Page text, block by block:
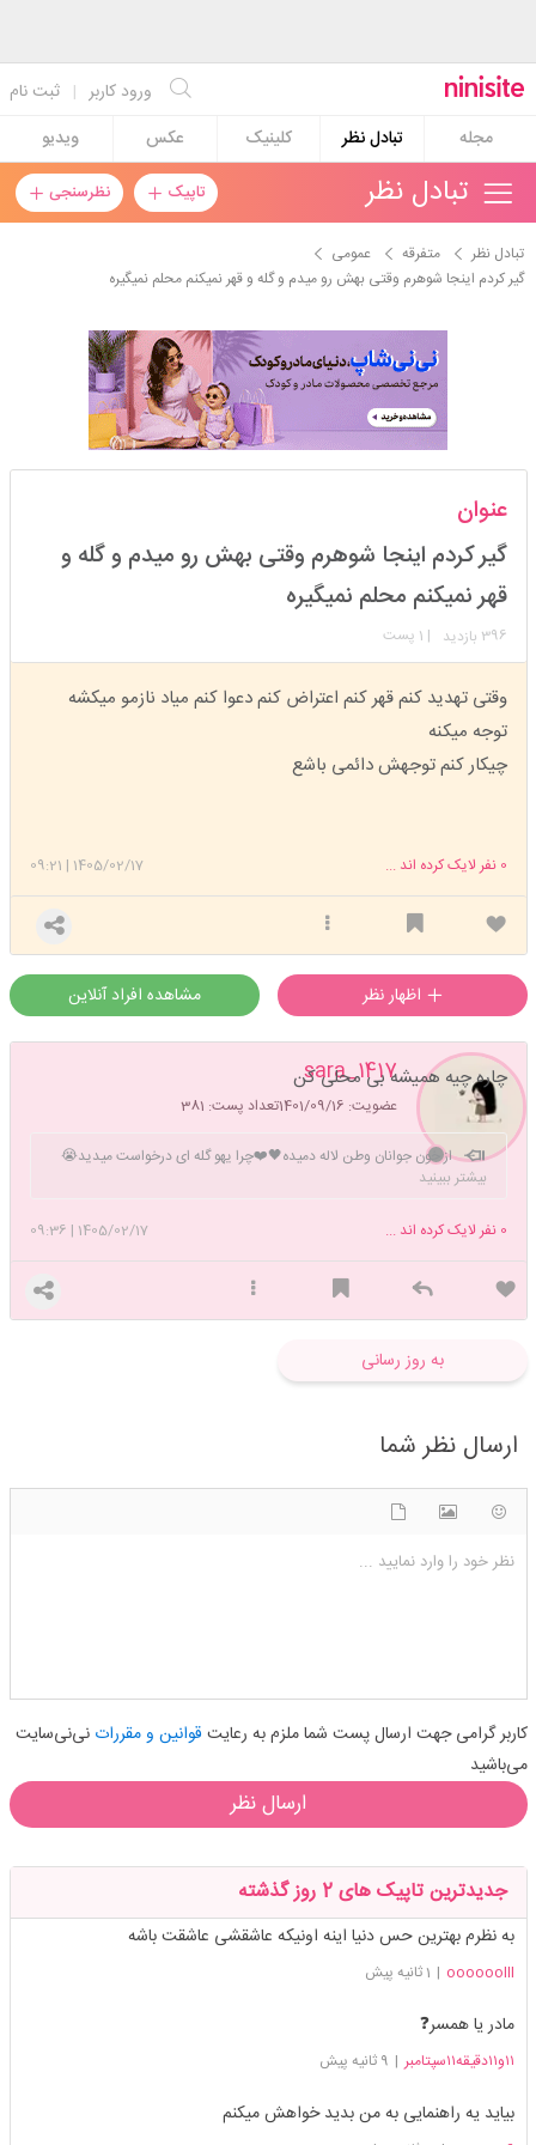
ثبت نام | ورود کاربر
مجله
تبادل نظر کلینیک عکس ویدیو
تاپیک نظرسنجی تبادل نظر
تبادل نظر متفرقه
عمومی
گیر کردم اینجا شوهرم وقتی بهش رو میدم و گله و قهر نمیکنم محلم نمیگیره
عضویت: 1404/12/07
عنوان
گیر کردم اینجا شوهرم وقتی بهش رو میدم و گله و
قهر نمیکنم محلم نمیگیره
396 بازدید | 1 پست
وقتی تهدید کنم قهر کنم اعتراض کنم دعوا کنم میاد نازمو میکشه
توجه میکنه
چیکار کنم توجهش دائمی باشع
1405/02/17
|
09:21 0 نفر لایک کرده اند ...
مشاهده افراد آنلاین
sara_1417
عضویت: 1401/09/16 تعداد پست: 381
چاره چیه همیشه بی محلی کن
از خون جوانان وطن لاله دمیده🖤❤️چرا یهو گله ای درخواست میدید😭
😭لعنت بهتون
بیشتر ببینید
1405/02/17
|
09:36 0 نفر لایک کرده اند ...
به روز رسانی
ارسال نظر شما
نظر خود را وارد نمایید ...
کاربر گرامی جهت ارسال پست شما ملزم به رعایت قوانین و مقرراتنی‌نی‌سایت
می‌باشید
ارسال نظر
جدیدترین تاپیک های 2 روز گذشته
به نظرم بهترین حس دنیا اینه اونیکه عاشقشی عاشقت باشه
oooooolll
| 1 ثانیه پیش
مادر یا همسر❓️
۱۱و۱۱دقیقه۱۱سپتامبر | 9 ثانیه پیش
بیاید یه راهنمایی به من بدید خواهش میکنم